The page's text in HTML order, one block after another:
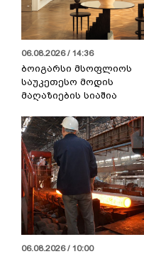
06.08.2026 / 14:36
ბოიგარსი მსოფლიოს
საუკეთესო მოდის
მაღაზიების სიაშია
06.08.2026 / 10:00